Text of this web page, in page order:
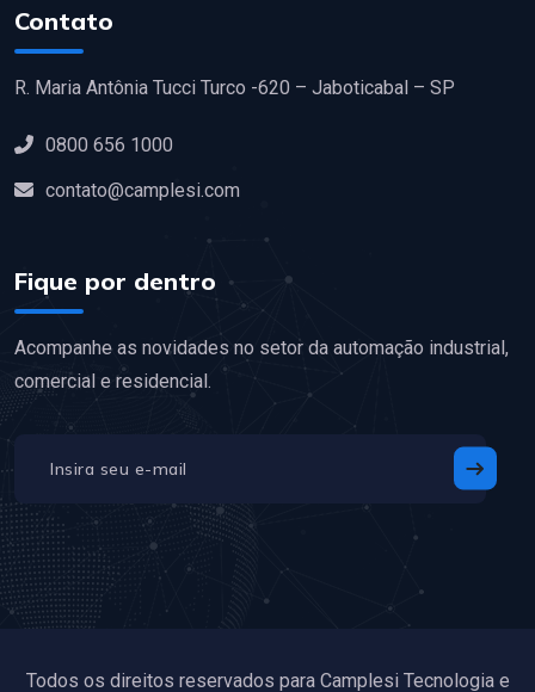
Contato
R. Maria Antônia Tucci Turco -620 – Jaboticabal – SP
0800 656 1000
contato@camplesi.com
Fique por dentro
Acompanhe as novidades no setor da automação industrial,
comercial e residencial.
Todos os direitos reservados para Camplesi Tecnologia e